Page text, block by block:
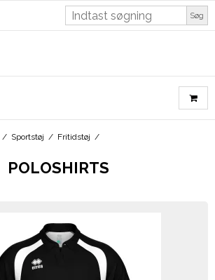
Søg
/ Sportstøj / Fritidstøj /
POLOSHIRTS